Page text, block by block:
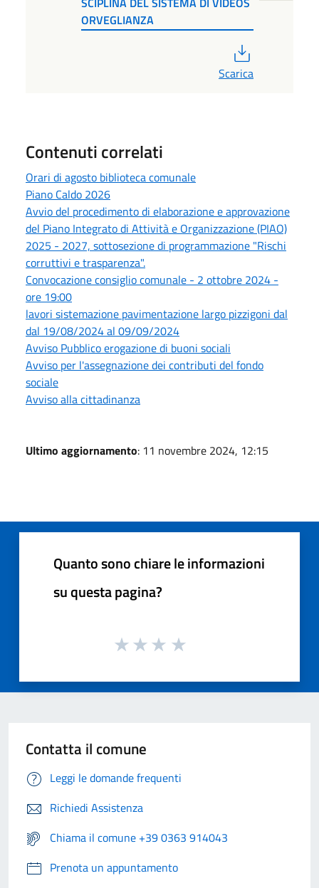
ORVEGLIANZA
Scarica
Contenuti correlati
Orari di agosto biblioteca comunale
Piano Caldo 2026
Avvio del procedimento di elaborazione e approvazione
del Piano Integrato di Attività e Organizzazione (PIAO)
2025 - 2027, sottosezione di programmazione "Rischi
corruttivi e trasparenza".
Convocazione consiglio comunale - 2 ottobre 2024 -
ore 19:00
lavori sistemazione pavimentazione largo pizzigoni dal
dal 19/08/2024 al 09/09/2024
Avviso Pubblico erogazione di buoni sociali
Avviso per l'assegnazione dei contributi del fondo
sociale
Avviso alla cittadinanza
Ultimo aggiornamento: 11 novembre 2024, 12:15
Quanto sono chiare le informazioni
su questa pagina?
Contatta il comune
Leggi le domande frequenti
Richiedi Assistenza
Chiama il comune +39 0363 914043
Prenota un appuntamento